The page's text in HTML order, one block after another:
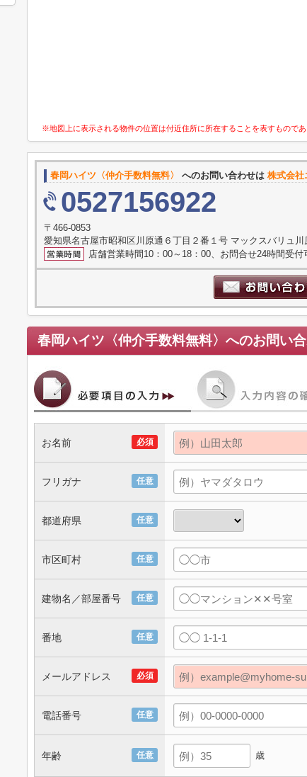
※地図上に表示される物件の位置は付近住所に所在することを表すもので
春岡ハイツ〈仲介手数料無料〉 へのお問い合わせは 株式会
0527156922
〒466-0853
愛知県名古屋市昭和区川原通６丁目２番１号 マックスバリュ川
店舗営業時間10：00～18：00、お問合せ24時間受
春岡ハイツ〈仲介手数料無料〉 へのお問い
必須
お名前
任意
フリガナ
任意
都道府県
任意
市区町村
任意
建物名／部屋番号
任意
番地
必須
メールアドレス
任意
電話番号
任意
年齢 歳